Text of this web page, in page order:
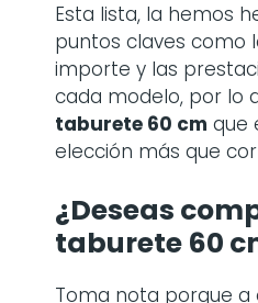
Esta lista, la hemos
puntos claves como
importe y las
cada modelo, por lo
taburete 60 cm que
elección más que
¿Deseas
taburete 60
Toma nota porque a